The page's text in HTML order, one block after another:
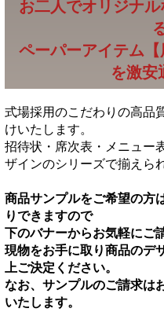
お二人でオリジナ
ペーパーアイテム【
を激安
式場採用のこだわりの高品
けいたします。
招待状・席次表・メニュー
ザインのシリーズで揃えら
商品サンプルをご希望の方
りできますので
下のバナーからお気軽にご
現物をお手に取り商品のデ
上ご決定ください。
なお、サンプルのご請求は
いたします。